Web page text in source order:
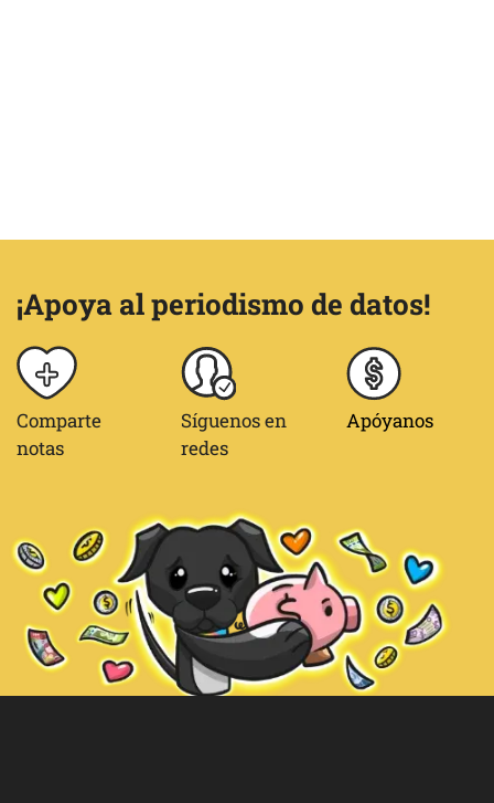
¡Apoya al periodismo de datos!
Comparte
notas
Síguenos en
redes
Apóyanos